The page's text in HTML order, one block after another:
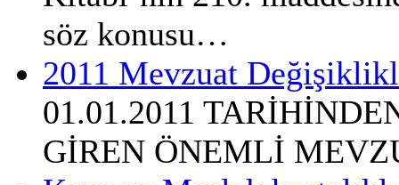
söz konusu…
2011 Mevzuat
01.01.2011
GİREN ÖNEMLİ